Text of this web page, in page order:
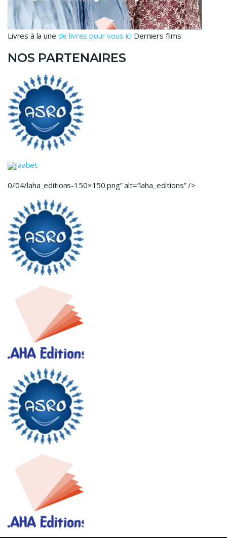
Livres à la une de livres pour vous ici Derniers films
NOS PARTENAIRES
Jaabet
0/04/laha_editions-150×150.png” alt=”laha_editions” />